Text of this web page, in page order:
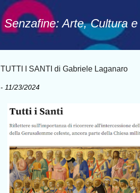
Senzafine: Arte, Cultura
TUTTI I SANTI di Gabriele Laganaro
- 11/23/2024